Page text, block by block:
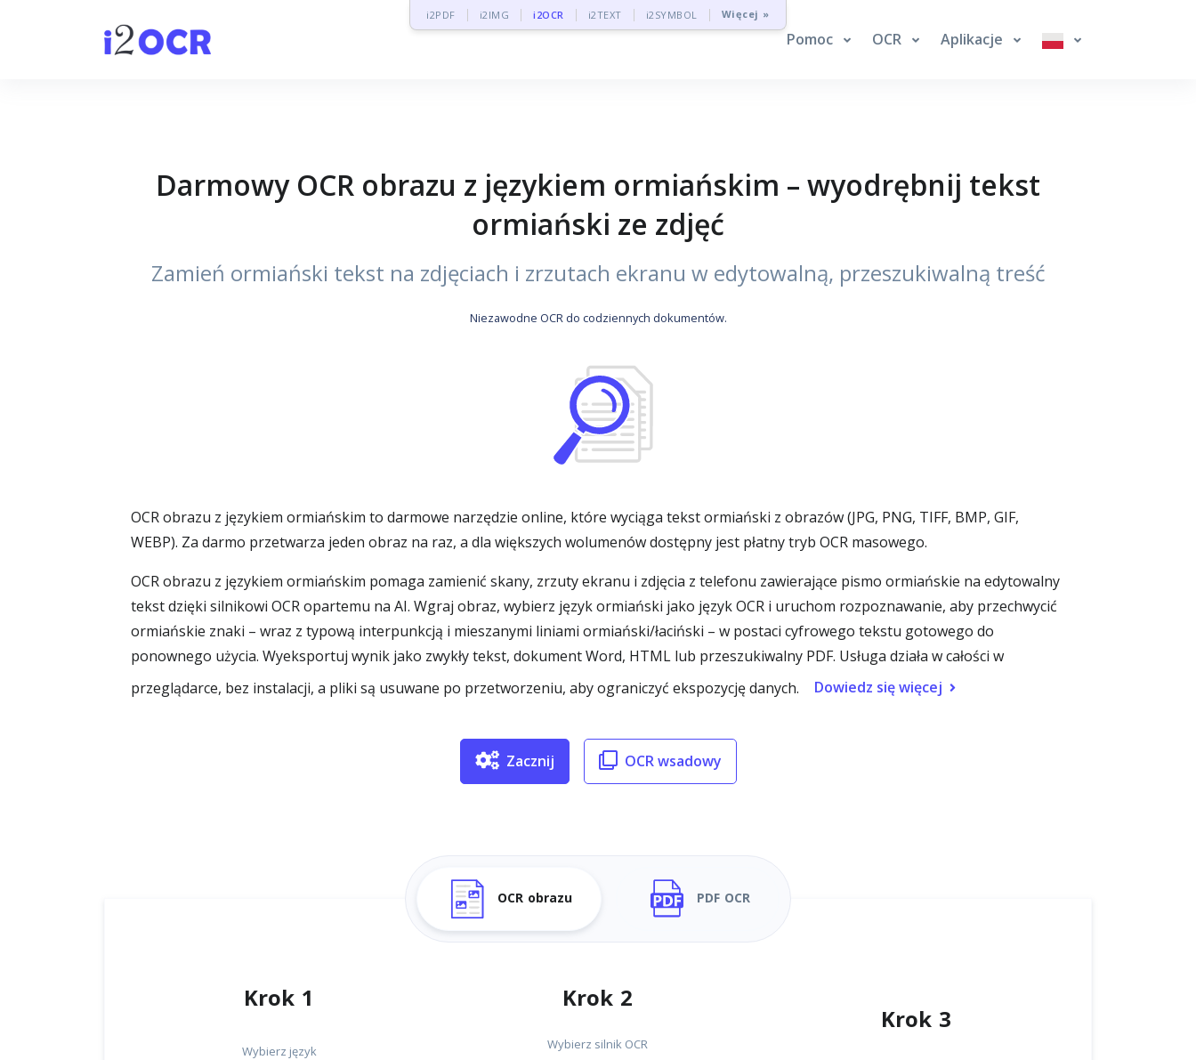
i2PDF i2IMG i2OCR i2TEXT i2SYMBOL Więcej »
Pomoc OCR Aplikacje
Darmowy OCR obrazu z językiem ormiańskim – wyodrębnij tekst
ormiański ze zdjęć
Zamień ormiański tekst na zdjęciach i zrzutach ekranu w edytowalną, przeszukiwalną treść
Niezawodne OCR do codziennych dokumentów.
OCR obrazu z językiem ormiańskim to darmowe narzędzie online, które wyciąga tekst ormiański z obrazów (JPG, PNG, TIFF, BMP, GIF,
WEBP). Za darmo przetwarza jeden obraz na raz, a dla większych wolumenów dostępny jest płatny tryb OCR masowego.
OCR obrazu z językiem ormiańskim pomaga zamienić skany, zrzuty ekranu i zdjęcia z telefonu zawierające pismo ormiańskie na edytowalny
tekst dzięki silnikowi OCR opartemu na AI. Wgraj obraz, wybierz język ormiański jako język OCR i uruchom rozpoznawanie, aby przechwycić
ormiańskie znaki – wraz z typową interpunkcją i mieszanymi liniami ormiański/łaciński – w postaci cyfrowego tekstu gotowego do
ponownego użycia. Wyeksportuj wynik jako zwykły tekst, dokument Word, HTML lub przeszukiwalny PDF. Usługa działa w całości w
przeglądarce, bez instalacji, a pliki są usuwane po przetworzeniu, aby ograniczyć ekspozycję danych.
Dowiedz się więcej
Zacznij OCR wsadowy
OCR obrazu PDF OCR
Krok 1
Wybierz język
Krok 2
Wybierz silnik OCR
Krok 3